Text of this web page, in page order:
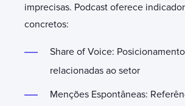
imprecisas. Podcast oferece
concretos:
Share of Voice:
relacionadas ao setor
Menções Espontâneas: